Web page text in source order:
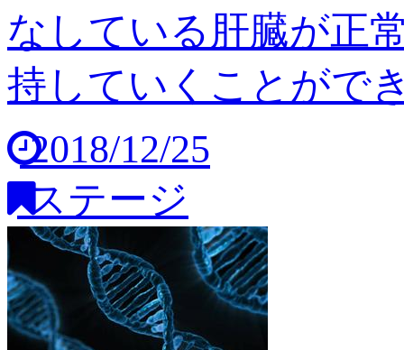
なしている肝臓が正
持していくことがで
2018/12/25
ステージ